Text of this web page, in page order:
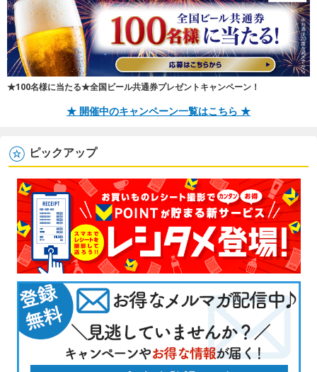
★100名様に当たる★全国ビール共通券プレゼントキャンペーン！
★ 開催中のキャンペーン一覧はこちら ★
ピックアップ